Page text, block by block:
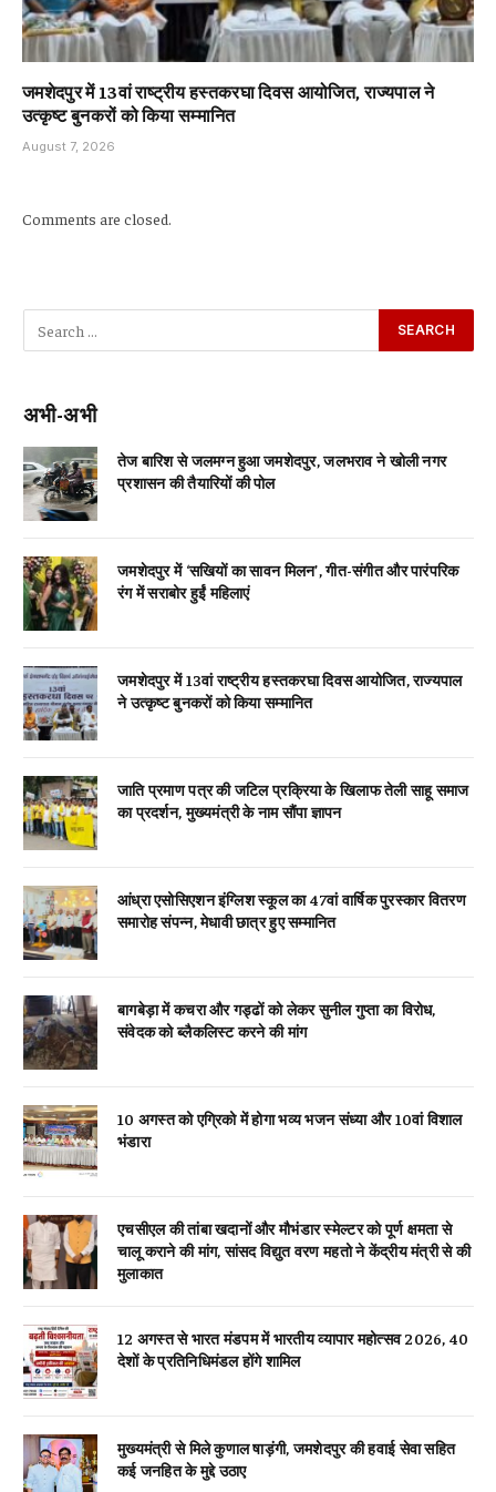
जमशेदपुर में 13वां राष्ट्रीय हस्तकरघा दिवस आयोजित, राज्यपाल ने
उत्कृष्ट बुनकरों को किया सम्मानित
August 7, 2026
Comments are closed.
अभी-अभी
तेज बारिश से जलमग्न हुआ जमशेदपुर, जलभराव ने खोली नगर
प्रशासन की तैयारियों की पोल
जमशेदपुर में ‘सखियों का सावन मिलन’, गीत-संगीत और पारंपरिक
रंग में सराबोर हुईं महिलाएं
जमशेदपुर में 13वां राष्ट्रीय हस्तकरघा दिवस आयोजित, राज्यपाल
ने उत्कृष्ट बुनकरों को किया सम्मानित
जाति प्रमाण पत्र की जटिल प्रक्रिया के खिलाफ तेली साहू समाज
का प्रदर्शन, मुख्यमंत्री के नाम सौंपा ज्ञापन
आंध्रा एसोसिएशन इंग्लिश स्कूल का 47वां वार्षिक पुरस्कार वितरण
समारोह संपन्न, मेधावी छात्र हुए सम्मानित
बागबेड़ा में कचरा और गड्ढों को लेकर सुनील गुप्ता का विरोध,
संवेदक को ब्लैकलिस्ट करने की मांग
10 अगस्त को एग्रिको में होगा भव्य भजन संध्या और 10वां विशाल
भंडारा
एचसीएल की तांबा खदानों और मौभंडार स्मेल्टर को पूर्ण क्षमता से
चालू कराने की मांग, सांसद विद्युत वरण महतो ने केंद्रीय मंत्री से की
मुलाकात
12 अगस्त से भारत मंडपम में भारतीय व्यापार महोत्सव 2026, 40
देशों के प्रतिनिधिमंडल होंगे शामिल
मुख्यमंत्री से मिले कुणाल षाड़ंगी, जमशेदपुर की हवाई सेवा सहित
कई जनहित के मुद्दे उठाए